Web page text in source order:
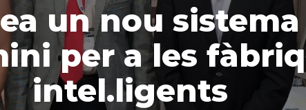
un nou
per a les
intel.ligents